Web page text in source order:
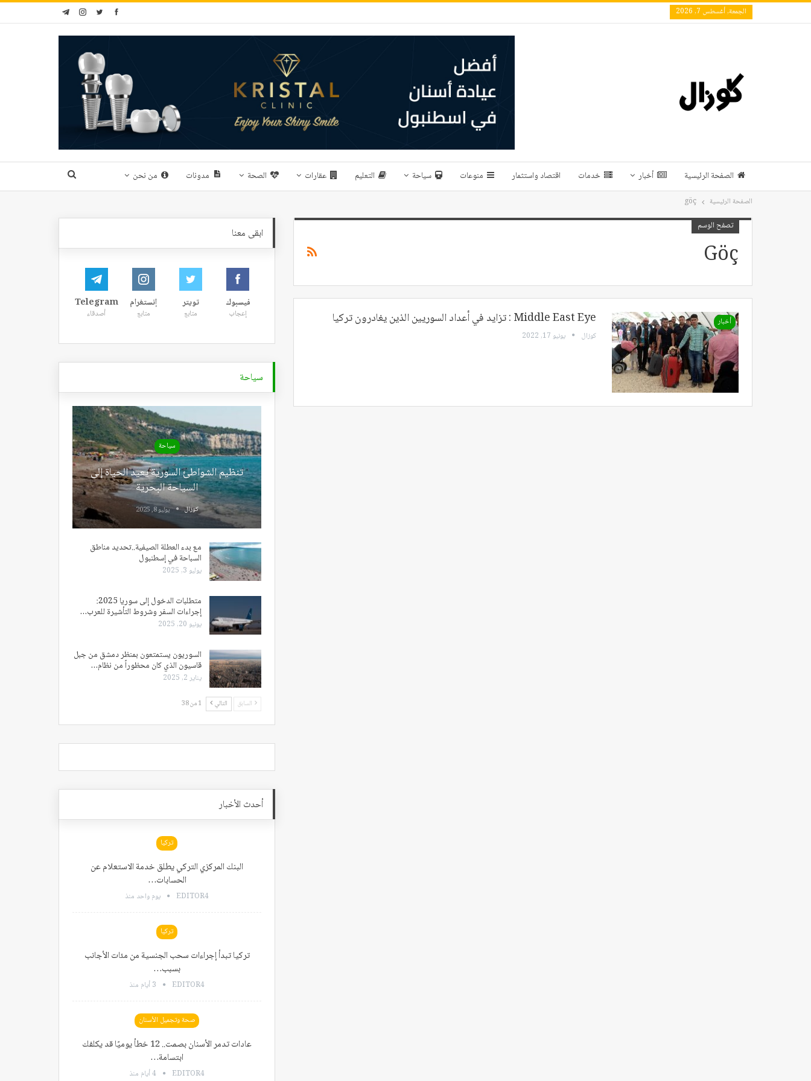
الجمعة, أغسطس 7, 2026
الصفحة الرئيسية أخبار خدمات اقتصاد واستثمار منوعات سياحة التعليم عقارات الصحة مدونات من نحن
الصفحة الرئيسية göç
تصفح الوسم
Göç
أخبار Middle East Eye : تزايد في أعداد السوريين الذين يغادرون تركيا
كوزال يونيو 17, 2022
ابقى معنا
فيسبوك
إعجاب
تويتر
متابع
إنستغرام
متابع
Telegram
أصدقاء
سياحة
سياحة
تنظيم الشواطئ السورية يعيد الحياة إلى
السياحة البحرية
كوزال يوليو 8, 2025
مع بدء العطلة الصيفية..تحديد مناطق
السباحة في إسطنبول
يوليو 3, 2025
متطلبات الدخول إلى سوريا 2025:
إجراءات السفر وشروط التأشيرة للعرب…
يونيو 20, 2025
السوريون يستمتعون بمنظر دمشق من جبل
قاسيون الذي كان محظوراً من نظام…
يناير 2, 2025
السابق التالي 1 من 38
أحدث الأخبار
تركيا
البنك المركزي التركي يطلق خدمة الاستعلام عن
الحسابات…
EDITOR4 يوم واحد منذ
تركيا
تركيا تبدأ إجراءات سحب الجنسية من مئات الأجانب
بسبب…
EDITOR4 3 أيام منذ
صحة وتجميل الأسنان
عادات تدمر الأسنان بصمت.. 12 خطأ يوميًا قد يكلفك
ابتسامة…
EDITOR4 4 أيام منذ